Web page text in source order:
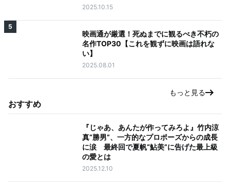
2025.10.15
5
映画通が厳選！死ぬまでに観るべき不朽の
名作TOP30【これを観ずに映画は語れな
い】
2025.08.01
もっと見る
おすすめ
『じゃあ、あんたが作ってみろよ』竹内涼
真“勝男”、一方的なプロポーズからの成長
に涙 最終回で夏帆“鮎美”に告げた最上級
の愛とは
2025.12.10